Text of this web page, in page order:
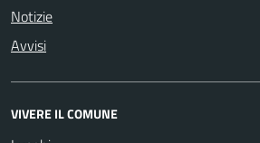
Notizie
Avvisi
VIVERE IL COMUNE